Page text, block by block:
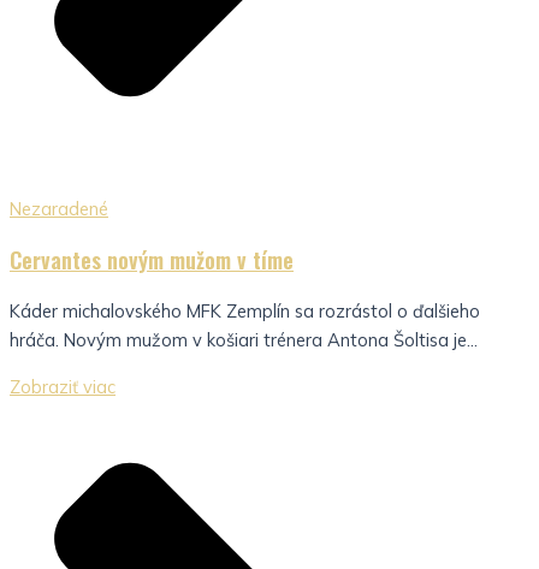
Nezaradené
Cervantes novým mužom v tíme
Káder michalovského MFK Zemplín sa rozrástol o ďalšieho
hráča. Novým mužom v košiari trénera Antona Šoltisa je...
Zobraziť viac